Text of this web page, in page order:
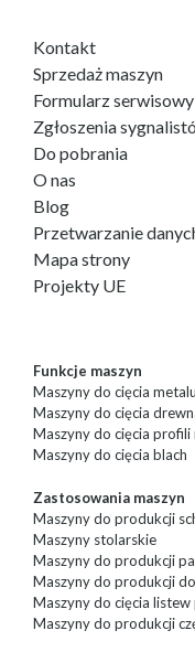
Kontakt
Sprzedaż maszyn
Formularz
Zgłoszenia
Do pobrania
O nas
Blog
Przetwarzanie
Mapa strony
Projekty UE
Funkcje maszyn
Maszyny do cięcia metalu
Maszyny do cięcia
Maszyny do cięcia profili
Maszyny do cięcia blach
Zastosowania maszyn
Maszyny do produkcji
Maszyny stolarskie
Maszyny do produkcji
Maszyny do produkcji
Maszyny do cięcia
Maszyny do produkcji